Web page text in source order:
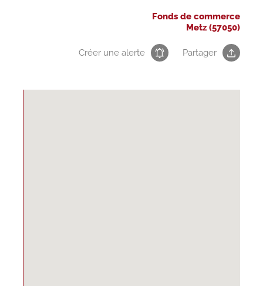
Fonds de commerce
Metz (57050)
Créer une alerte Partager